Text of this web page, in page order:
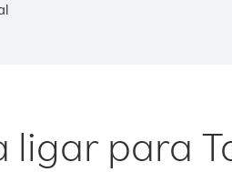
ligar para